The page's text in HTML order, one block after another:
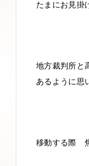
たまにお見掛
地方裁判所
あるように思
移動する際